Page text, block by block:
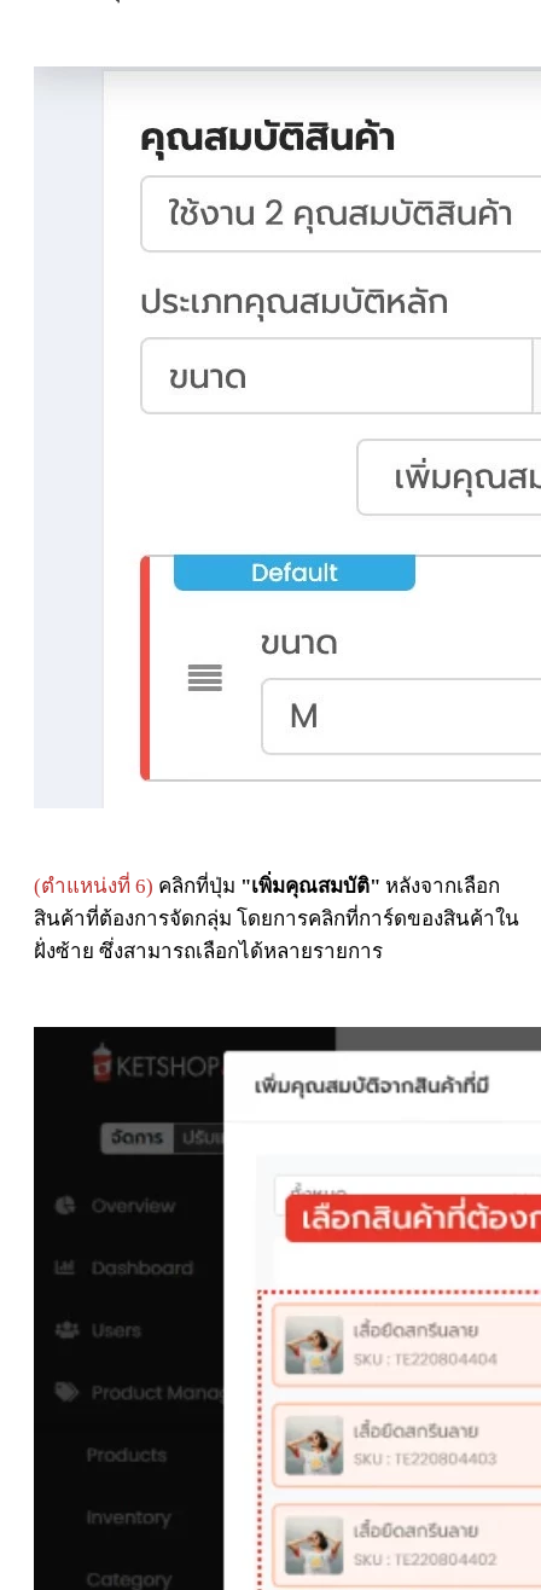
(ตำแหน่งที่ 6) คลิกที่ปุ่ม "เพิ่มคุณสมบัติ" หลังจากเลือก
สินค้าที่ต้องการจัดกลุ่ม โดยการคลิกที่การ์ดของสินค้าใน
ฝั่งซ้าย ซึ่งสามารถเลือกได้หลายรายการ